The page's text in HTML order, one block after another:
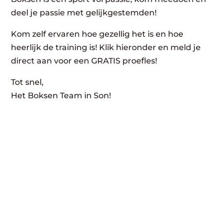
deel je passie met gelijkgestemden!
Kom zelf ervaren hoe gezellig het is en hoe
heerlijk de training is! Klik hieronder en meld je
direct aan voor een GRATIS proefles!
Tot snel,
Het Boksen Team in Son!